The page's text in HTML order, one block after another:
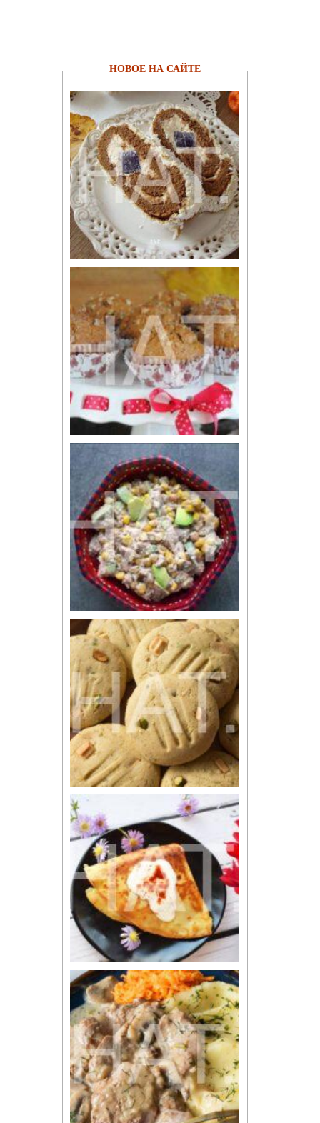
НОВОЕ НА САЙТЕ